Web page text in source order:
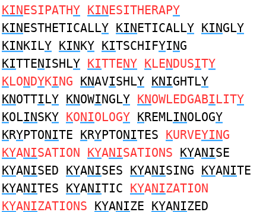
KINESIPATHY KINESITHERAPY
KINESTHETICALLY KINETICALLY KINGLY
KINKILY KINKY KITSCHIFYING
KITTENISHLY KITTENY KLENDUSITY
KLONDYKING KNAVISHLY KNIGHTLY
KNOTTILY KNOWINGLY KNOWLEDGABILITY
KOLINSKY KONIOLOGY KREMLINOLOGY
KRYPTONITE KRYPTONITES KURVEYING
KYANISATION KYANISATIONS KYANISE
KYANISED KYANISES KYANISING KYANITE
KYANITES KYANITIC KYANIZATION
KYANIZATIONS KYANIZE KYANIZED